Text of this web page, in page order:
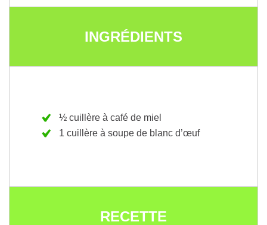
INGRÉDIENTS
½ cuillère à café de miel
1 cuillère à soupe de blanc d’œuf
RECETTE